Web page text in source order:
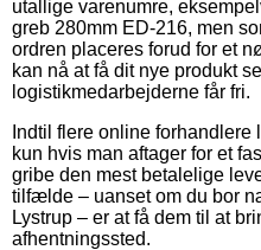
utallige varenumre,
greb 280mm ED-216, men
ordren placeres forud for et
kan nå at få dit nye produkt
logistikmedarbejderne får fri.
Indtil flere online
kun hvis man aftager for et
gribe den mest betalelige
tilfælde – uanset om du bor
Lystrup – er at få dem til at
afhentningssted.